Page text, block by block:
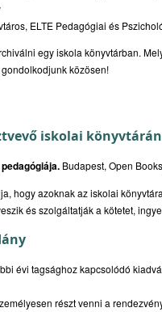
ELTE Pedagógiai és
egy iskola könyvtárban.
közösen!
iskolai
Budapest, Open
hogy azoknak az iskolai
és szolgáltatják a kötetet,
évi tagsághoz kapcsolódó
részt venni a